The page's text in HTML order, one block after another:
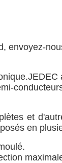
envoyez-
et
en